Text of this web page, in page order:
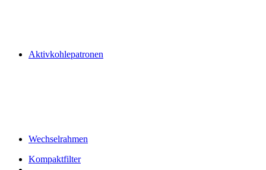
Aktivkohlepatronen
Wechselrahmen
Kompaktfilter